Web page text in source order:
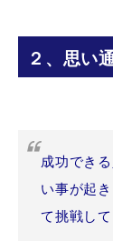
２、思い
成功でき
い事が起
て挑戦し